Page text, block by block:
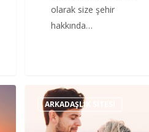
olarak size şehir
hakkında…
Karabük
Arkadaşlık
Sitesi
ARKADAŞLIK SITESI